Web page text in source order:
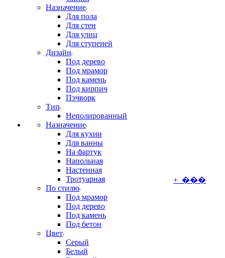
Назначение
Для пола
Для стен
Для улиц
Для ступеней
Дизайн
Под дерево
Под мрамор
Под камень
Под кирпич
Пэчворк
Тип
Неполированный
Назначение
Для кухни
Для ванны
На фартук
Напольная
Настенная
Тротуарная
По стилю
Под мрамор
Под дерево
Под камень
Под бетон
Цвет
Серый
Белый
+ ���